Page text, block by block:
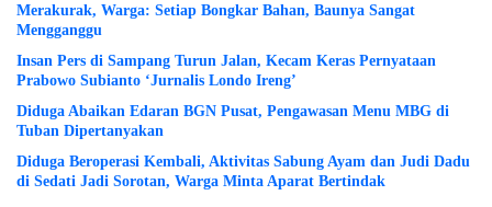
Merakurak, Warga: Setiap Bongkar Bahan, Baunya Sangat
Mengganggu
Insan Pers di Sampang Turun Jalan, Kecam Keras Pernyataan
Prabowo Subianto ‘Jurnalis Londo Ireng’
Diduga Abaikan Edaran BGN Pusat, Pengawasan Menu MBG di
Tuban Dipertanyakan
Diduga Beroperasi Kembali, Aktivitas Sabung Ayam dan Judi Dadu
di Sedati Jadi Sorotan, Warga Minta Aparat Bertindak